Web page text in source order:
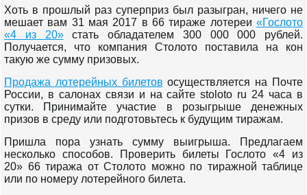
Хоть в прошлый раз суперприз был разыгран, ничего не
мешает вам 31 мая 2017 в 66 тираже лотереи «Гослото
«4 из 20»стать обладателем 300 000 000 рублей.
Получается, что компания Столото поставила на кон
такую же сумму призовых.
Продажа лотерейных билетов осуществляется на Почте
России, в салонах связи и на сайте stoloto ru 24 часа в
сутки. Принимайте участие в розыгрыше денежных
призов в среду или подготовьтесь к будущим тиражам.
Пришла пора узнать сумму выигрыша. Предлагаем
несколько способов. Проверить билеты Гослото «4 из
20» 66 тиража от Столото можно по тиражной таблице
или по номеру лотерейного билета.